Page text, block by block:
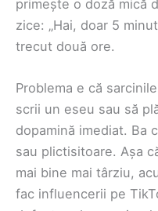
primește o doză mică
zice: „Hai, doar 5
trecut două ore.
Problema e că
scrii un eseu sau să
dopamină imediat. Ba
sau plictisitoare. Așa
mai bine mai târziu,
fac influencerii pe